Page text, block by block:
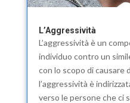
L’Aggressività
L’aggressività è un
individuo contro un
con lo scopo di causare
l’aggressività è
verso le persone che ci